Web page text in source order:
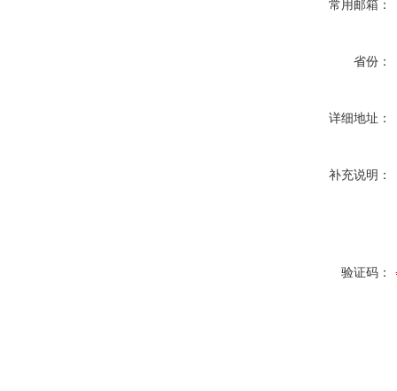
常用邮箱：
省份：
详细地址：
补充说明：
验证码：